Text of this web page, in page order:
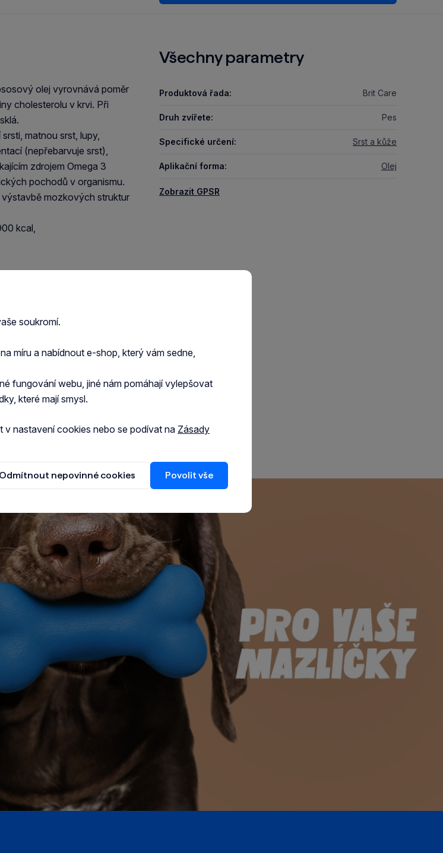
olej vyrovnává poměr
cholesterolu v krvi. Při
matnou srst, lupy,
(nepřebarvuje srst),
zdrojem Omega 3
pochodů v organismu.
výstavbě mozkových struktur
kcal,
Všechny parametry
Produktová řada: Brit Care
Druh zvířete: Pes
Specifické určení: Srst a kůže
Aplikační forma: Olej
Zobrazit GPSR
soukromí.
míru a nabídnout e-shop, který vám sedne,
fungování webu, jiné nám pomáhají vylepšovat
které mají smysl.
v nastavení cookies nebo se podívat na Zásady
Odmítnout nepovinné cookies Povolit vše